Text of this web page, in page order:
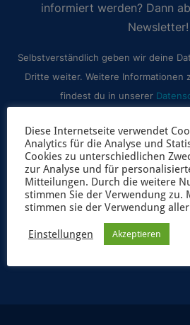
informiert werden? Dann
Newsletter!
Selbstverständlich geben wir deine
Dritte weiter. Weitere Informationen
findest du in unserer
JETZT
Diese Internetseite verwendet
Analytics für die Analyse und
Cookies zu unterschiedlichen
zur Analyse und für
Mitteilungen. Durch die weitere
stimmen Sie der Verwendung zu.
stimmen sie der Verwendung aller
Einstellungen Akzeptieren